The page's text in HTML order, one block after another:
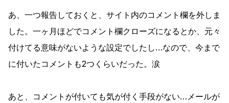
あ、一つ報告しておくと、サイト内のコメント欄を外しま
した。一ヶ月ほどでコメント欄クローズになるとか、元々
付けてる意味がないような設定でしたし…なので、今まで
に付いたコメントも2つくらいだった。涙
あと、コメントが付いても気が付く手段がない…メールが